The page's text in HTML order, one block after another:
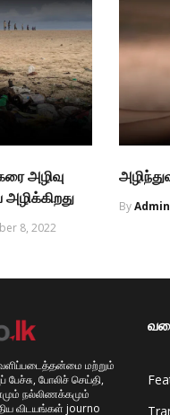
அழிவு
அழிக்கிறது
8, 2022
ByAdmin
மற்றும்
பேச்சு, போலிச் செய்தி,
நல்லிணக்கமும்
விடயங்கள் journo